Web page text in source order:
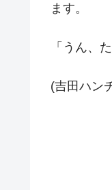
ます。
「うん、
(吉田ハン